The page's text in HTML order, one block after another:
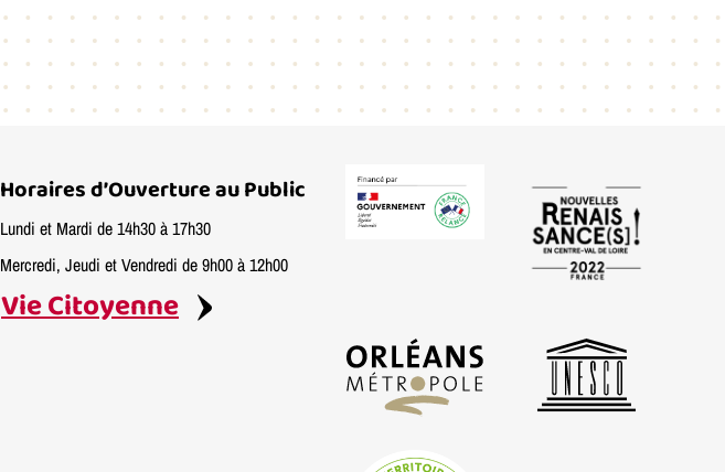
Horaires d’Ouverture au Public
Lundi et Mardi de 14h30 à 17h30
Mercredi, Jeudi et Vendredi de 9h00 à 12h00
Vie Citoyenne